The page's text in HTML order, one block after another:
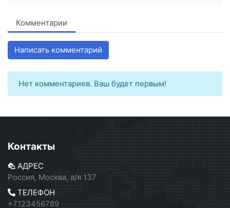
Комментарии
Написать комментарий
Нет комментариев. Ваш будет первым!
Контакты
АДРЕС
Россия, Москва, а/я 137
ТЕЛЕФОН
+7123456789